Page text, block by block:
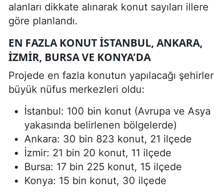
alanları dikkate alınarak konut sayıları illere
göre planlandı.
EN FAZLA KONUT İSTANBUL, ANKARA,
İZMIR, BURSA VE KONYA’DA
Projede en fazla konutun yapılacağı şehirler
büyük nüfus merkezleri oldu:
İstanbul: 100 bin konut (Avrupa ve Asya
yakasında belirlenen bölgelerde)
Ankara: 30 bin 823 konut, 21 ilçede
İzmir: 21 bin 20 konut, 11 ilçede
Bursa: 17 bin 225 konut, 15 ilçede
Konya: 15 bin konut, 30 ilçede